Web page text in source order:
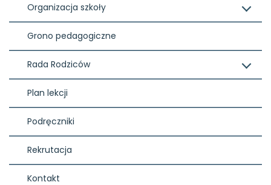
Organizacja szkoły
Grono pedagogiczne
Rada Rodziców
Plan lekcji
Podręczniki
Rekrutacja
Kontakt